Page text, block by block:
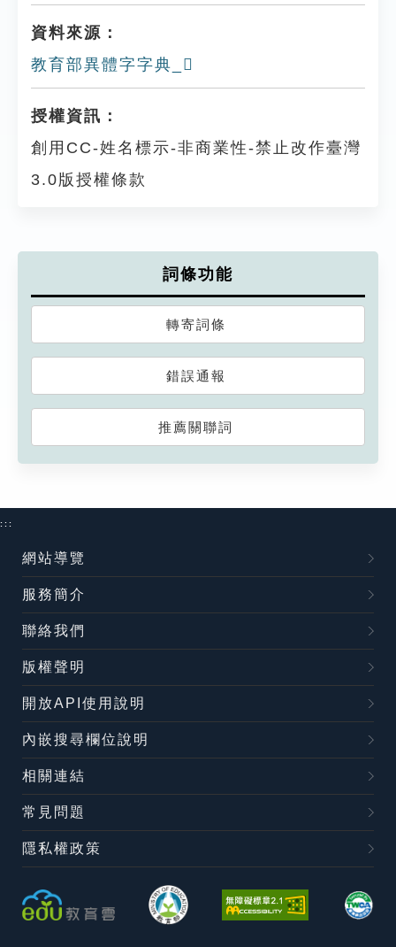
資料來源：
教育部異體字字典_𣃾
授權資訊：
創用CC-姓名標示-非商業性-禁止改作臺灣
3.0版授權條款
詞條功能
轉寄詞條
錯誤通報
推薦關聯詞
:::
網站導覽
服務簡介
聯絡我們
版權聲明
開放API使用說明
內嵌搜尋欄位說明
相關連結
常見問題
隱私權政策